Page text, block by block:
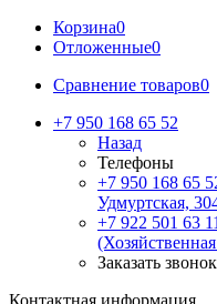
Корзина0
Отложенные0
Сравнение товаров0
+7 950 168 65 52
Назад
Телефоны
+7 950 168 65
Удмуртская,
+7 922 501 63 11
Заказать звонок
Контактная информация